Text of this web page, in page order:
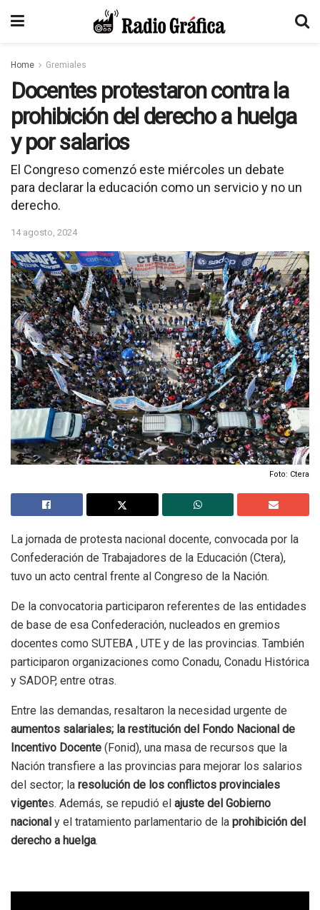
Home Gremiales
Docentes protestaron contra la
prohibición del derecho a huelga
y por salarios
El Congreso comenzó este miércoles un debate
para declarar la educación como un servicio y no un
derecho.
14 agosto, 2024
Foto: Ctera
La jornada de protesta nacional docente, convocada por la
Confederación de Trabajadores de la Educación (Ctera),
tuvo un acto central frente al Congreso de la Nación.
De la convocatoria participaron referentes de las entidades
de base de esa Confederación, nucleados en gremios
docentes como SUTEBA , UTE y de las provincias. También
participaron organizaciones como Conadu, Conadu Histórica
y SADOP, entre otras.
Entre las demandas, resaltaron la necesidad urgente de
aumentos salariales; la restitución del Fondo Nacional de
Incentivo Docente (Fonid), una masa de recursos que la
Nación transfiere a las provincias para mejorar los salarios
del sector; la resolución de los conflictos provinciales
vigentes. Además, se repudió el ajuste del Gobierno
nacional y el tratamiento parlamentario de la prohibición del
derecho a huelga.